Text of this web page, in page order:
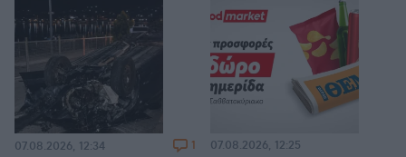
07.08.2026, 12:34 1 07.08.2026, 12:25